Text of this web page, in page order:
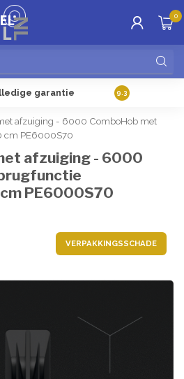
0
garantie Gratis
9.3
afzuiging - 6000 ComboHob met
cm PE6000S70
afzuiging - 6000
PE6000S70
VERPAKKINGSSCHADE